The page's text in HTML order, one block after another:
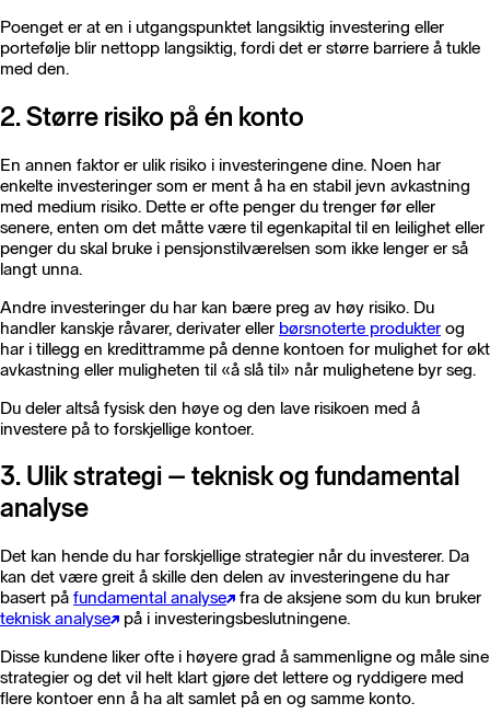
Poenget er at en i utgangspunktet langsiktig investering eller
portefølje blir nettopp langsiktig, fordi det er større barriere å tukle
med den.
2. Større risiko på én konto
En annen faktor er ulik risiko i investeringene dine. Noen har
enkelte investeringer som er ment å ha en stabil jevn avkastning
med medium risiko. Dette er ofte penger du trenger før eller
senere, enten om det måtte være til egenkapital til en leilighet eller
penger du skal bruke i pensjonstilværelsen som ikke lenger er så
langt unna.
Andre investeringer du har kan bære preg av høy risiko. Du
handler kanskje råvarer, derivater eller børsnoterte produkter og
har i tillegg en kredittramme på denne kontoen for mulighet for økt
avkastning eller muligheten til «å slå til» når mulighetene byr seg.
Du deler altså fysisk den høye og den lave risikoen med å
investere på to forskjellige kontoer.
3. Ulik strategi – teknisk og fundamental
analyse
Det kan hende du har forskjellige strategier når du investerer. Da
kan det være greit å skille den delen av investeringene du har
basert på fundamental analyse
fra de aksjene som du kun bruker
teknisk analyse
på i investeringsbeslutningene.
Disse kundene liker ofte i høyere grad å sammenligne og måle sine
strategier og det vil helt klart gjøre det lettere og ryddigere med
flere kontoer enn å ha alt samlet på en og samme konto.